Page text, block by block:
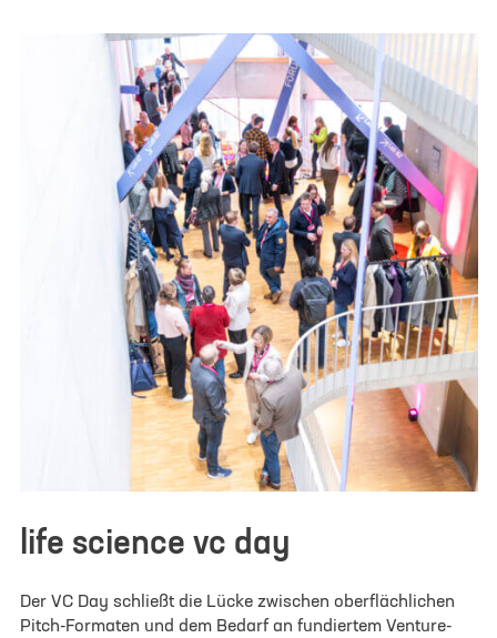
life science vc day
Der VC Day schließt die Lücke zwischen oberflächlichen
Pitch-Formaten und dem Bedarf an fundiertem Venture-